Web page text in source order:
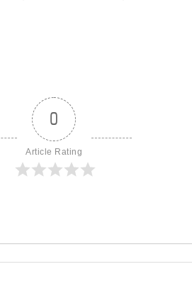
0
Article Rating